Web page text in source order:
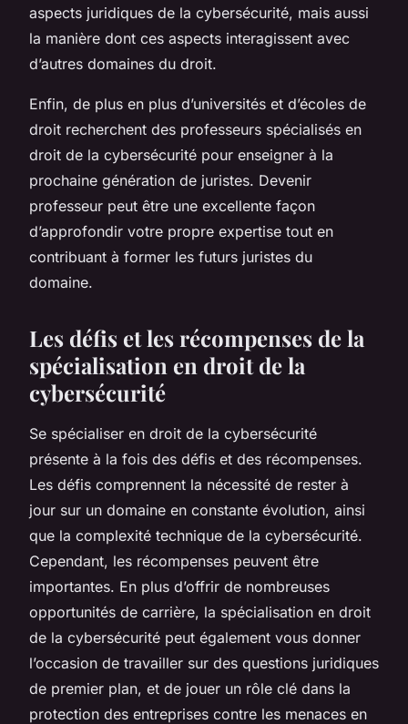
aspects juridiques de la cybersécurité, mais aussi
la manière dont ces aspects interagissent avec
d’autres domaines du droit.
Enfin, de plus en plus d’universités et d’écoles de
droit recherchent des professeurs spécialisés en
droit de la cybersécurité pour enseigner à la
prochaine génération de juristes. Devenir
professeur peut être une excellente façon
d’approfondir votre propre expertise tout en
contribuant à former les futurs juristes du
domaine.
Les défis et les récompenses de la
spécialisation en droit de la
cybersécurité
Se spécialiser en droit de la cybersécurité
présente à la fois des défis et des récompenses.
Les défis comprennent la nécessité de rester à
jour sur un domaine en constante évolution, ainsi
que la complexité technique de la cybersécurité.
Cependant, les récompenses peuvent être
importantes. En plus d’offrir de nombreuses
opportunités de carrière, la spécialisation en droit
de la cybersécurité peut également vous donner
l’occasion de travailler sur des questions juridiques
de premier plan, et de jouer un rôle clé dans la
protection des entreprises contre les menaces en